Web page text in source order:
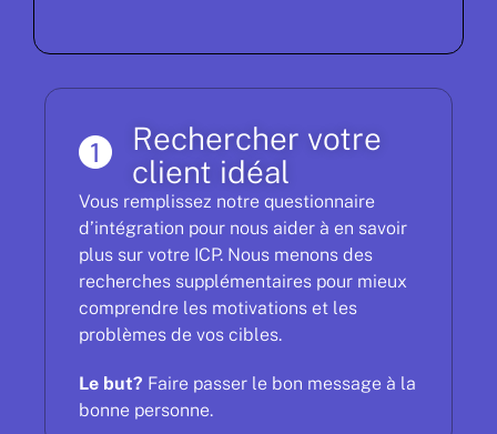
Rechercher votre
client idéal
Vous remplissez notre questionnaire
d’intégration pour nous aider à en savoir
plus sur votre ICP. Nous menons des
recherches supplémentaires pour mieux
comprendre les motivations et les
problèmes de vos cibles.
Le but? Faire passer le bon message à la
bonne personne.